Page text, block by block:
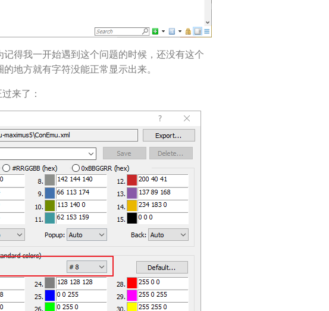
得我一开始遇到这个问题的时候，还没有这个
地方就有字符没能正常显示出来。
来了：